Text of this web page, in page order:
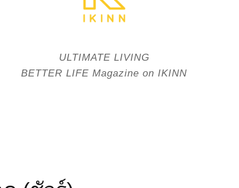
ULTIMATE LIVING
BETTER LIFE Magazine on IKINN